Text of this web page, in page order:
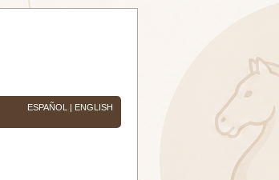
ESPAÑOL | ENGLISH